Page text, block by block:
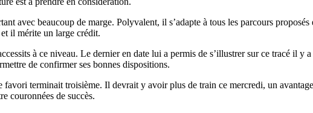
avec beaucoup de marge. Polyvalent, il s’adapte à tous les parcours proposés
il mérite un large crédit.
à ce niveau. Le dernier en date lui a permis de s’illustrer sur ce tracé il y
de confirmer ses bonnes dispositions.
favori terminait troisième. Il devrait y avoir plus de train ce mercredi, un
couronnées de succès.